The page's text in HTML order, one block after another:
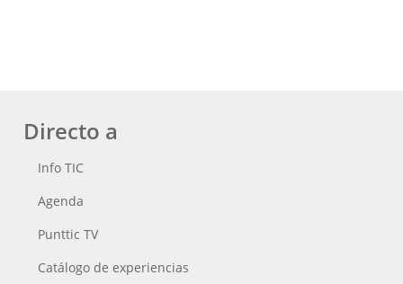
Directo a
Info TIC
Agenda
Punttic TV
Catálogo de experiencias